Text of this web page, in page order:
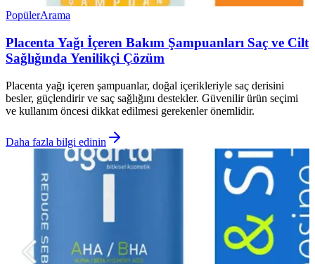
PopülerArama
Placenta Yağı İçeren Bakım Şampuanları Saç ve Cilt
Sağlığında Yenilikçi Çözüm
Placenta yağı içeren şampuanlar, doğal içerikleriyle saç derisini
besler, güçlendirir ve saç sağlığını destekler. Güvenilir ürün seçimi
ve kullanım öncesi dikkat edilmesi gerekenler önemlidir.
Daha fazla bilgi edinin